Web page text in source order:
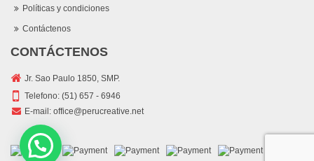
Políticas y condiciones
Contáctenos
CONTÁCTENOS
Jr. Sao Paulo 1850, SMP.
Telefono: (51) 657 - 6946
E-mail: office@perucreative.net